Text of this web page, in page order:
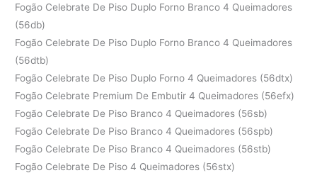
Fogão Celebrate De Piso Duplo Forno Branco 4 Queimadores
(56db)
Fogão Celebrate De Piso Duplo Forno Branco 4 Queimadores
(56dtb)
Fogão Celebrate De Piso Duplo Forno 4 Queimadores (56dtx)
Fogão Celebrate Premium De Embutir 4 Queimadores (56efx)
Fogão Celebrate De Piso Branco 4 Queimadores (56sb)
Fogão Celebrate De Piso Branco 4 Queimadores (56spb)
Fogão Celebrate De Piso Branco 4 Queimadores (56stb)
Fogão Celebrate De Piso 4 Queimadores (56stx)